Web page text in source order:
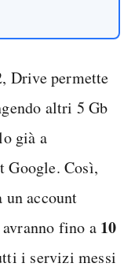
Drive permette
altri 5 Gb
già a
Google. Così,
un account
fino a 10
i servizi messi